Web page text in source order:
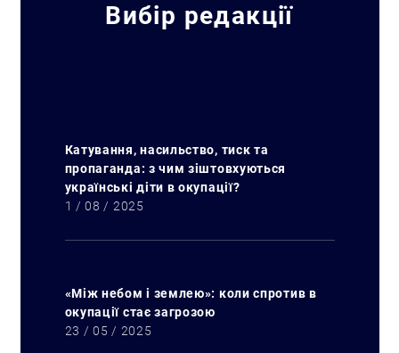
Вибір редакції
Катування, насильство, тиск та
пропаганда: з чим зіштовхуються
українські діти в окупації?
1 / 08 / 2025
«Між небом і землею»: коли спротив в
окупації стає загрозою
23 / 05 / 2025